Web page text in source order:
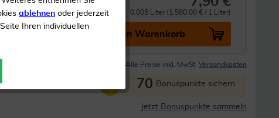
0.005 Liter (1.580,00 € / 1 Liter)
In den Warenkorb
Alle Preise inkl. MwSt. Versandkosten
70 Bonuspunkte sichern
Jetzt Bonuspunkte sammeln
ablehnen oder jederzeit
Ihren individuellen